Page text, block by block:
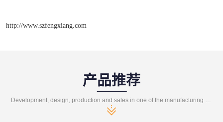
http://www.szfengxiang.com
产品推荐